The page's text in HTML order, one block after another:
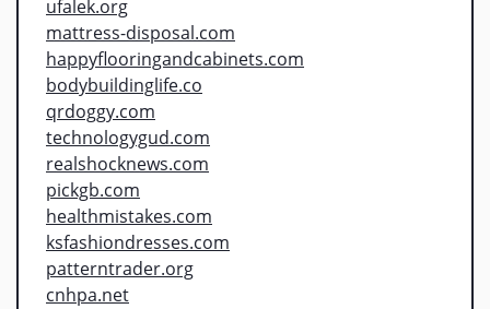
ufalek.org
mattress-disposal.com
happyflooringandcabinets.com
bodybuildinglife.co
qrdoggy.com
technologygud.com
realshocknews.com
pickgb.com
healthmistakes.com
ksfashiondresses.com
patterntrader.org
cnhpa.net